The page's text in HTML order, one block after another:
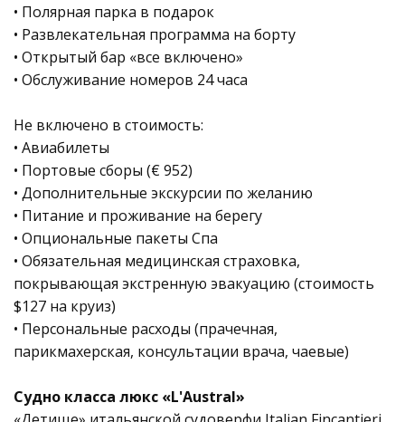
• Полярная парка в подарок
• Развлекательная программа на борту
• Открытый бар «все включено»
• Обслуживание номеров 24 часа
Не включено в стоимость:
• Авиабилеты
• Портовые сборы (€ 952)
• Дополнительные экскурсии по желанию
• Питание и проживание на берегу
• Опциональные пакеты Спа
• Обязательная медицинская страховка,
покрывающая экстренную эвакуацию (стоимость
$127 на круиз)
• Персональные расходы (прачечная,
парикмахерская, консультации врача, чаевые)
Судно класса люкс «L'Austral»